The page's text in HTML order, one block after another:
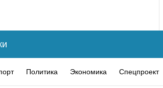
Политика Экономика Спецпроект